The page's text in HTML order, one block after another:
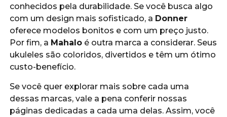
conhecidos pela durabilidade. Se você busca algo
com um design mais sofisticado, a Donner
oferece modelos bonitos e com um preço justo.
Por fim, a Mahaloé outra marca a considerar. Seus
ukuleles são coloridos, divertidos e têm um ótimo
custo-benefício.
Se você quer explorar mais sobre cada uma
dessas marcas, vale a pena conferir nossas
páginas dedicadas a cada uma delas. Assim, você